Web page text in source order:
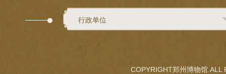
行政单位
COPYRIGHT郑州博物馆.ALL